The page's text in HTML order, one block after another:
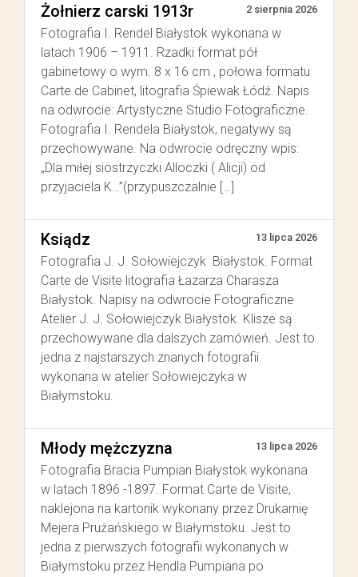
Żołnierz carski 1913r 2 sierpnia 2026
Fotografia I. Rendel Białystok wykonana w
latach 1906 – 1911. Rzadki format pół
gabinetowy o wym. 8 x 16 cm , połowa formatu
Carte de Cabinet, litografia Śpiewak Łódź. Napis
na odwrocie: Artystyczne Studio Fotograficzne.
Fotografia I. Rendela Białystok, negatywy są
przechowywane. Na odwrocie odręczny wpis:
„Dla miłej siostrzyczki Alloczki ( Alicji) od
przyjaciela K…”(przypuszczalnie […]
Ksiądz 13 lipca 2026
Fotografia J. J. Sołowiejczyk Białystok. Format
Carte de Visite litografia Łazarza Charasza
Białystok. Napisy na odwrocie Fotograficzne
Atelier J. J. Sołowiejczyk Białystok. Klisze są
przechowywane dla dalszych zamówień. Jest to
jedna z najstarszych znanych fotografii
wykonana w atelier Sołowiejczyka w
Białymstoku.
Młody mężczyzna 13 lipca 2026
Fotografia Bracia Pumpian Białystok wykonana
w latach 1896 -1897. Format Carte de Visite,
naklejona na kartonik wykonany przez Drukarnię
Mejera Prużańskiego w Białymstoku. Jest to
jedna z pierwszych fotografii wykonanych w
Białymstoku przez Hendla Pumpiana po